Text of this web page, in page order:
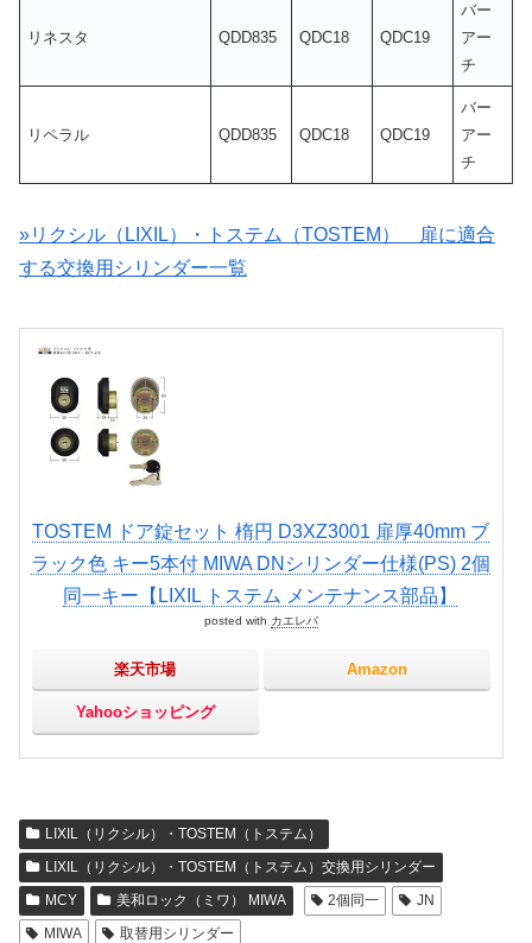
リネスタ QDD835 QDC18 QDC19
バー
アー
チ
リペラル QDD835 QDC18 QDC19
バー
アー
チ
»リクシル（LIXIL）・トステム（TOSTEM） 扉に適合
する交換用シリンダー一覧
TOSTEM ドア錠セット 楕円 D3XZ3001 扉厚40mm ブ
ラック色 キー5本付 MIWA DNシリンダー仕様(PS) 2個
同一キー【LIXIL トステム メンテナンス部品】
posted with カエレバ
楽天市場 Amazon
Yahooショッピング
LIXIL（リクシル）・TOSTEM（トステム）
LIXIL（リクシル）・TOSTEM（トステム）交換用シリンダー
MCY
美和ロック（ミワ） MIWA 2個同一
JN
MIWA
取替用シリンダー